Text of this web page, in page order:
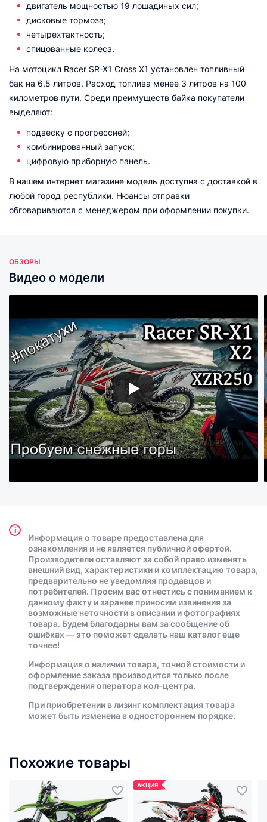
двигатель мощностью 19 лошадиных сил;
дисковые тормоза;
четырехтактность;
спицованные колеса.
На мотоцикл Racer SR-X1 Cross X1 установлен топливный
бак на 6,5 литров. Расход топлива менее 3 литров на 100
километров пути. Среди преимуществ байка покупатели
выделяют:
подвеску с прогрессией;
комбинированный запуск;
цифровую приборную панель.
В нашем интернет магазине модель доступна с доставкой в
любой город республики. Нюансы отправки
обговариваются с менеджером при оформлении покупки.
ОБЗОРЫ
Видео о модели
i
Информация о товаре предоставлена для
ознакомления и не является публичной офертой.
Производители оставляют за собой право изменять
внешний вид, характеристики и комплектацию товара,
предварительно не уведомляя продавцов и
потребителей. Просим вас отнестись с пониманием к
данному факту и заранее приносим извинения за
возможные неточности в описании и фотографиях
товара. Будем благодарны вам за сообщение об
ошибках — это поможет сделать наш каталог еще
точнее!
Информация о наличии товара, точной стоимости и
оформление заказа производится только после
подтверждения оператора кол-центра.
При приобретении в лизинг комплектация товара
может быть изменена в одностороннем порядке.
Похожие товары
АКЦИЯ